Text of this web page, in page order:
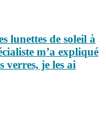
lunettes de soleil à
m’a expliqué
verres, je les ai